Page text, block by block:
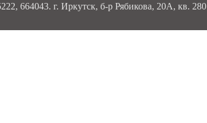
664043. г. Иркутск, б-р Рябикова, 20А, кв. 280